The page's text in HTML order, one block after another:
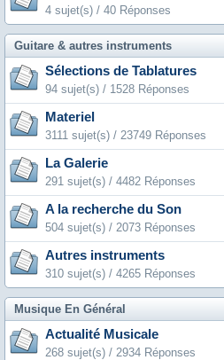
4 sujet(s) / 40 Réponses
Guitare & autres instruments
Sélections de Tablatures
94 sujet(s) / 1528 Réponses
Materiel
3111 sujet(s) / 23749 Réponses
La Galerie
291 sujet(s) / 4482 Réponses
A la recherche du Son
504 sujet(s) / 2073 Réponses
Autres instruments
310 sujet(s) / 4265 Réponses
Musique En Général
Actualité Musicale
268 sujet(s) / 2934 Réponses